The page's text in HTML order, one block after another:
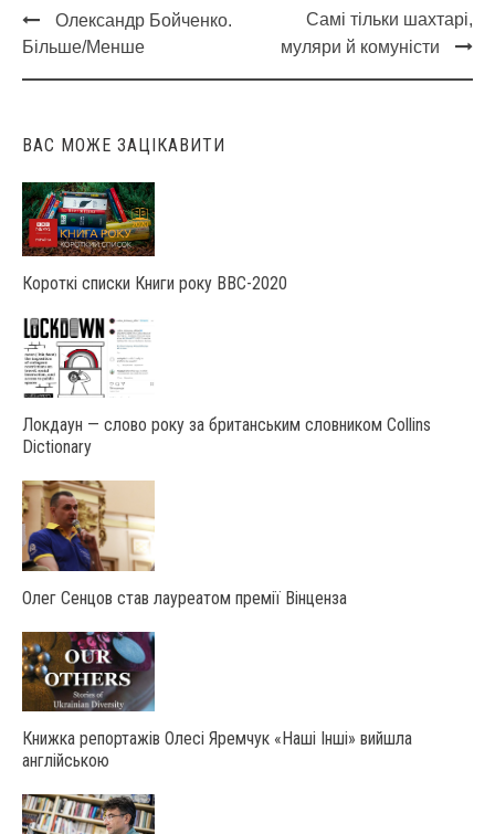
Post
navigation
Олександр Бойченко.
Більше/Менше
Самі тільки шахтарі,
муляри й комуністи
ВАС МОЖЕ ЗАЦІКАВИТИ
Короткі списки Книги року ВВС-2020
Локдаун — слово року за британським словником Collins
Dictionary
Олег Сенцов став лауреатом премії Вінценза
Книжка репортажів Олесі Яремчук «Наші Інші» вийшла
англійською